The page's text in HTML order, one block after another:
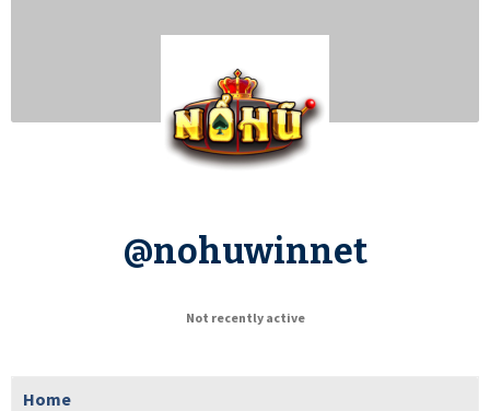
@nohuwinnet
Not recently active
Home